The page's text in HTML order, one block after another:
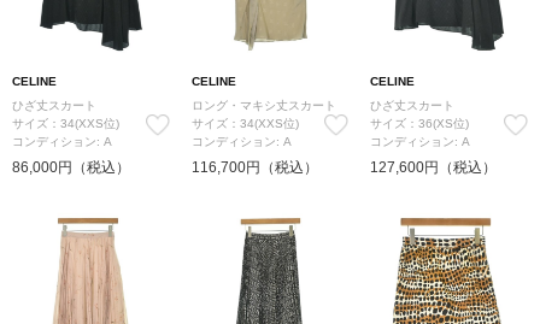
CELINE
ひざ丈スカート
サイズ：34(XXS位)
コンディション: A
86,000円（税込）
CELINE
ロング・マキシ丈スカート
サイズ：34(XXS位)
コンディション: A
116,700円（税込）
CELINE
ひざ丈スカート
サイズ：36(XS位)
コンディション: A
127,600円（税込）